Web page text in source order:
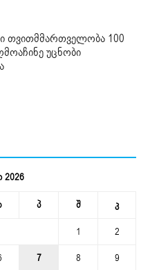
თვითმმართველობა 100
უცნობი
2026
პ შ კ
1
2
7 8
9